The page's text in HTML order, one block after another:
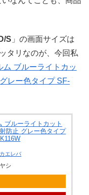
S 」の画面サイズは
タリなのが、今回私
ム ブルーライトカッ
レー色タイプ SF-
ブルーライトカット
防止 グレー色タイプ
カエレバ
シ